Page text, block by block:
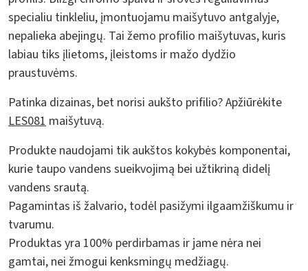
specialiu tinkleliu, įmontuojamu maišytuvo antgalyje,
nepalieka abejingų. Tai žemo profilio maišytuvas, kuris
labiau tiks įlietoms, įleistoms ir mažo dydžio
praustuvėms.
Patinka dizainas, bet norisi aukšto prifilio? Apžiūrėkite
LES081 maišytuvą.
Produkte naudojami tik aukštos kokybės komponentai,
kurie taupo vandens sueikvojimą bei užtikriną didelį
vandens srautą.
Pagamintas iš žalvario, todėl pasižymi ilgaamžiškumu ir
tvarumu.
Produktas yra 100% perdirbamas ir jame nėra nei
gamtai, nei žmogui kenksmingų medžiagų.